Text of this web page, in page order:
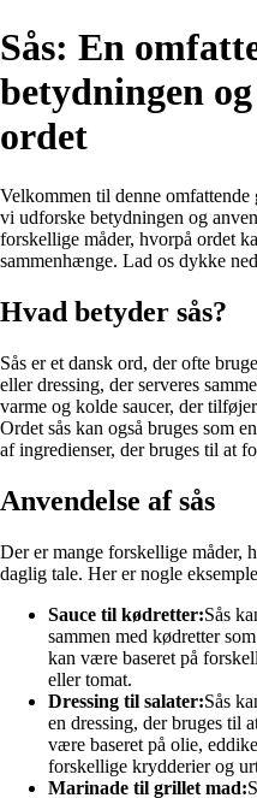
Sås: En
betydningen
ordet
Velkommen til denne
vi udforske betydningen og
forskellige måder, hvorpå ordet
sammenhænge. Lad os dykke
Hvad betyder sås?
Sås er et dansk ord, der ofte
eller dressing, der serveres
varme og kolde saucer, der
Ordet sås kan også bruges som
af ingredienser, der bruges til at
Anvendelse af sås
Der er mange forskellige måder,
daglig tale. Her er nogle
Sauce til kødretter:Sås
sammen med kødretter
kan være baseret på
eller tomat.
Dressing til salater:Sås
en dressing, der bruges til
være baseret på olie,
forskellige krydderier og
Marinade til grillet mad: